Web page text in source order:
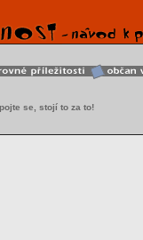
se, stojí to za to!